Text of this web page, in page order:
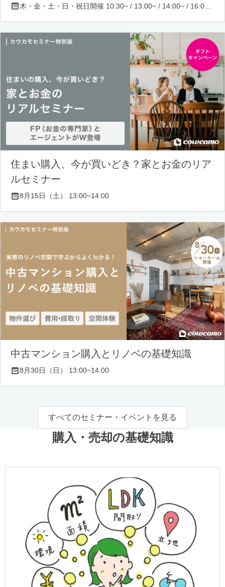
住まい購入、今が買いどき？家とお金のリア
ルセミナー
8月15日（土） 13:00~14:00
中古マンション購入とリノベの基礎知識
8月30日（日） 13:00~14:00
すべてのセミナー・イベントを見る
購入・売却の基礎知識